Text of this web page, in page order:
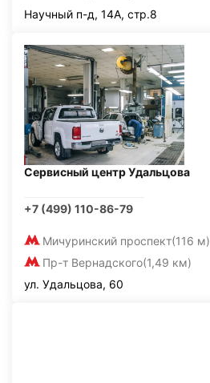
Научный п-д, 14А, стр.8
Сервисный центр Удальцова
+7 (499) 110-86-79
Мичуринский проспект(116 м)
Пр-т Вернадского(1,49 км)
ул. Удальцова, 60